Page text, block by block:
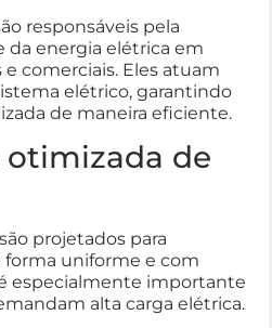
responsáveis pela
da energia elétrica em
comerciais. Eles atuam
elétrico, garantindo
de maneira eficiente.
de
projetados para
uniforme e com
especialmente importante
alta carga elétrica.